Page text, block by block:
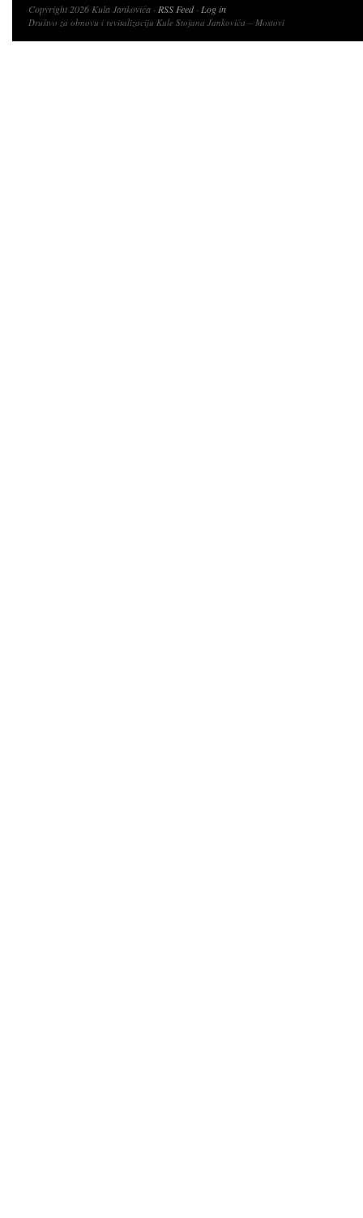
Copyright 2026 Kula Jankovića · RSS Feed· Log in
Društvo za obnovu i revitalizaciju Kule Stojana Jankovića – Mostovi